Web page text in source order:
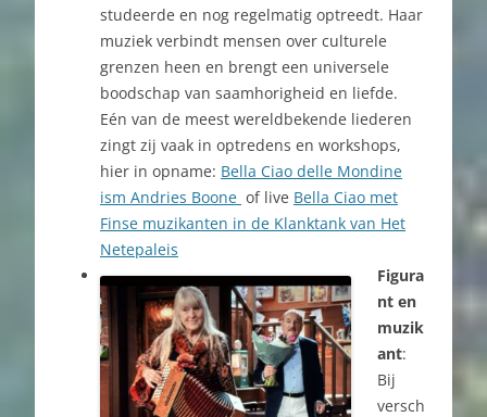
studeerde en nog regelmatig optreedt. Haar
muziek verbindt mensen over culturele
grenzen heen en brengt een universele
boodschap van saamhorigheid en liefde.
Eén van de meest wereldbekende liederen
zingt zij vaak in optredens en workshops,
hier in opname: Bella Ciao delle Mondine
ism Andries Boone of live Bella Ciao met
Finse muzikanten in de Klanktank van Het
Netepaleis
Figura
nt en
muzik
ant:
Bij
versch